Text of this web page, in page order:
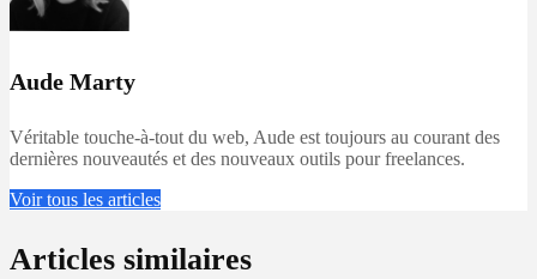
Aude Marty
Véritable touche-à-tout du web, Aude est toujours au courant des
dernières nouveautés et des nouveaux outils pour freelances.
Voir tous les articles
Articles similaires